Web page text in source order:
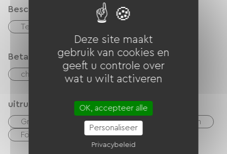
Beschrijving
Terras
Betaalmethoden
checks Geld
uitrusting
Gratis Wifi TV TNT
Babyspullen
Föhn
Strijkapparatuur
Deze site maakt
gebruik van cookies en
geeft u controle over
wat u wilt activeren
OK, accepteer alle
Personaliseer
Privacybeleid